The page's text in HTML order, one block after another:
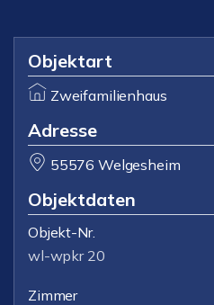
Objektart
Zweifamilienhaus
Adresse
55576 Welgesheim
Objektdaten
Objekt-Nr.
wl-wpkr 20
Zimmer